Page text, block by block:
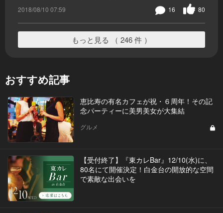
2018/08/10 07:59 80
16
もっと見る （ 246 件 ）
おすすめ記事
恵比寿の有名カフェが祝・６周年！その記
念パーティーに美男美女が大集結
グルメ
【受付終了】『東カレBar』12/10(水)に、
80名にて開催決定！白金台の開放的な空間
で素敵な出会いを